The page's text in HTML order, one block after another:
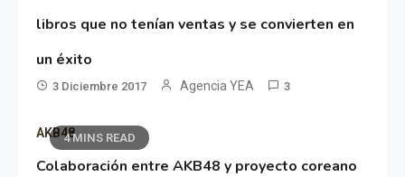
libros que no tenían ventas y se convierten en
un éxito
3 Diciembre 2017 Agencia YEA 3
4 MINS READ
AKB48
Colaboración entre AKB48 y proyecto coreano